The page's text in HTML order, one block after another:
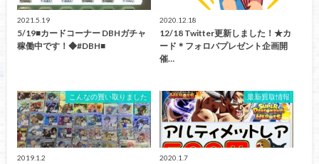
2021.5.19
5/19■カードコーナー DBHガチャ
稼働中です！◆#DBH■
2020.12.18
12/18 Twitter更新しました！★カ
ード＊フォロバプレゼント企画開
催…
こんなの買い取りました
2019.1.2
最新買取情報
2020.1.7